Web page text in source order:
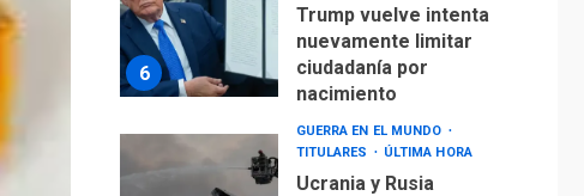
7
Ucrania y Rusia
intensifican
ofensivas de largo
alcance
NACIONALES
TITULARES
ÚLTIMA HORA
Instalan carpas